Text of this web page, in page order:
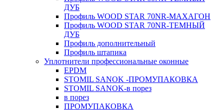
ДУБ
Профиль WOOD STAR 70NR-МАХАГОН
Профиль WOOD STAR 70NR-ТЕМНЫЙ
ДУБ
Профиль дополнительный
Профиль штапика
Уплотнители профессиональные оконные
EPDM
STOMIL SANOK -ПРОМУПАКОВКА
STOMIL SANOK-в порез
в порез
ПРОМУПАКОВКА